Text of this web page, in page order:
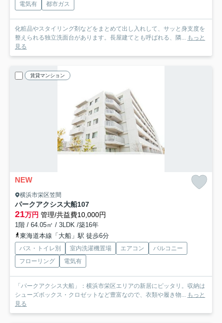
電気有
都市ガス
化粧品やスタイリング剤などをまとめて出し入れして、サッと身支度を
整えられる独立洗面台があります。長屋建てとも呼ばれる、隣... もっと
見る
賃貸マンション
NEW
横浜市栄区笠間
パークアクシス大船107
21万円 管理/共益費10,000円
1階 / 64.05㎡ / 3LDK /築16年
東海道本線「大船」駅 徒歩6分
バス・トイレ別 室内洗濯機置場 エアコン
バルコニー
フローリング
電気有
「パークアクシス大船」：横浜市栄区エリアの新居にピッタリ。収納は
シューズボックス・クロゼットなど豊富なので、衣類や履き物... もっと
見る